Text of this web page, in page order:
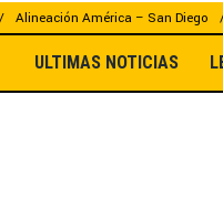
Alineación América – San Diego
ULTIMAS NOTICIAS